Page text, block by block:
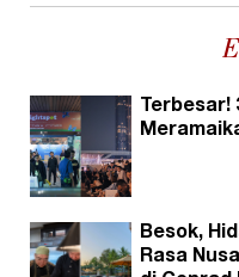
Terbesar!
Besok,
Rasa